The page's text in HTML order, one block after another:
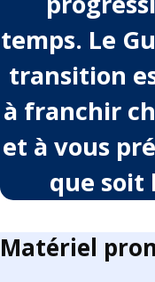
temps. Le
transition
à franchir
et à vous
que soit
Matériel